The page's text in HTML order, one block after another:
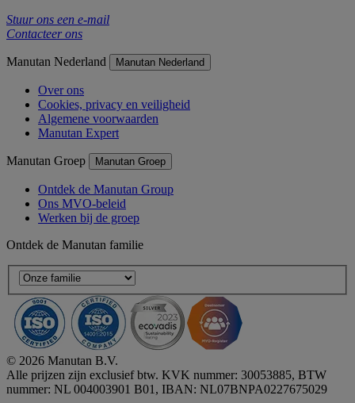
Stuur ons een e-mail
Contacteer ons
Manutan Nederland Manutan Nederland
Over ons
Cookies, privacy en veiligheid
Algemene voorwaarden
Manutan Expert
Manutan Groep Manutan Groep
Ontdek de Manutan Group
Ons MVO-beleid
Werken bij de groep
Ontdek de Manutan familie
© 2026 Manutan B.V.
Alle prijzen zijn exclusief btw. KVK nummer: 30053885, BTW
nummer: NL 004003901 B01, IBAN: NL07BNPA0227675029